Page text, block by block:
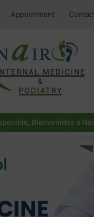
Appointment
Bienvenidos a